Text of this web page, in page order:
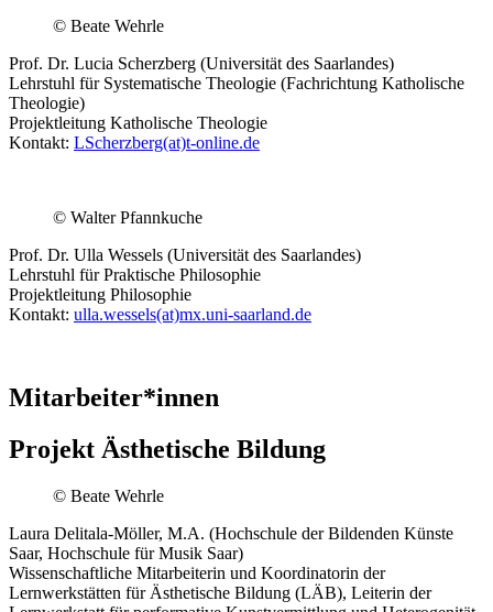
© Beate Wehrle
Prof. Dr. Lucia Scherzberg (Universität des Saarlandes)
Lehrstuhl für Systematische Theologie (Fachrichtung Katholische
Theologie)
Projektleitung Katholische Theologie
Kontakt: LScherzberg(at)t-online.de
© Walter Pfannkuche
Prof. Dr. Ulla Wessels (Universität des Saarlandes)
Lehrstuhl für Praktische Philosophie
Projektleitung Philosophie
Kontakt: ulla.wessels(at)mx.uni-saarland.de
Mitarbeiter*innen
Projekt Ästhetische Bildung
© Beate Wehrle
Laura Delitala-Möller, M.A. (Hochschule der Bildenden Künste
Saar, Hochschule für Musik Saar)
Wissenschaftliche Mitarbeiterin und Koordinatorin der
Lernwerkstätten für Ästhetische Bildung (LÄB), Leiterin der